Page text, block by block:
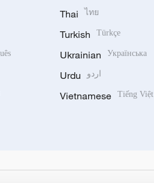
Thai ไทย
Turkish Türkçe
Ukrainian Українська
Urdu اردو
Vietnamese Tiếng Việt